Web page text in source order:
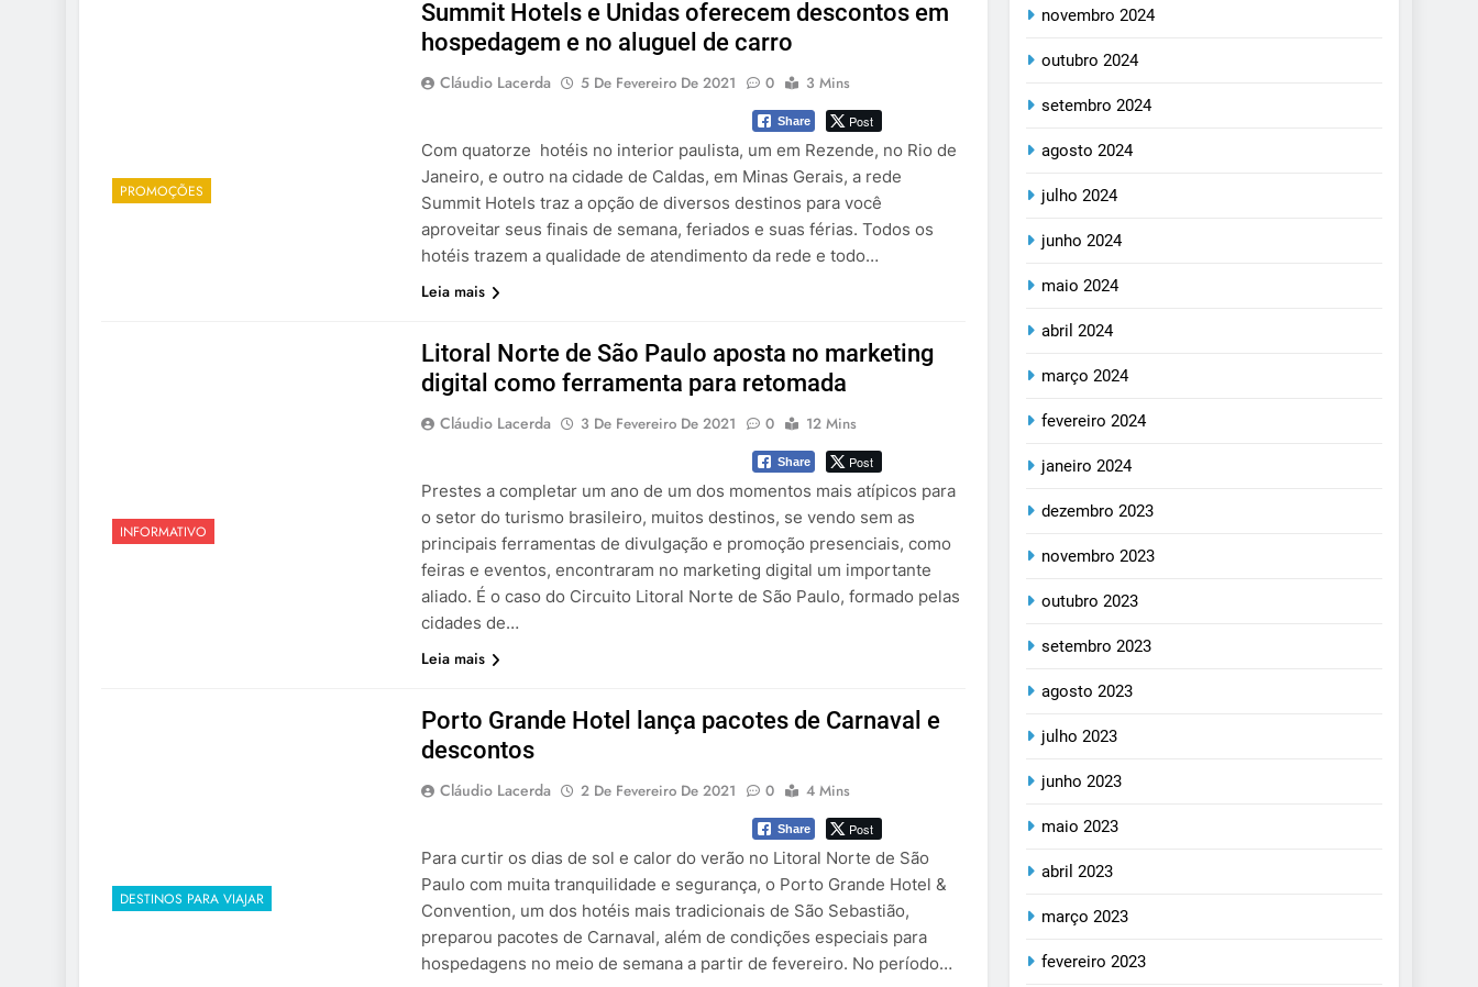
PROMOÇÕES
Summit Hotels e Unidas oferecem descontos em
hospedagem e no aluguel de carro
Cláudio Lacerda 5 De Fevereiro De 2021 0 3 Mins
Share Post
Com quatorze hotéis no interior paulista, um em Rezende, no Rio de
Janeiro, e outro na cidade de Caldas, em Minas Gerais, a rede
Summit Hotels traz a opção de diversos destinos para você
aproveitar seus finais de semana, feriados e suas férias. Todos os
hotéis trazem a qualidade de atendimento da rede e todo…
Leia mais
INFORMATIVO
Litoral Norte de São Paulo aposta no marketing
digital como ferramenta para retomada
Cláudio Lacerda 3 De Fevereiro De 2021 0 12 Mins
Share Post
Prestes a completar um ano de um dos momentos mais atípicos para
o setor do turismo brasileiro, muitos destinos, se vendo sem as
principais ferramentas de divulgação e promoção presenciais, como
feiras e eventos, encontraram no marketing digital um importante
aliado. É o caso do Circuito Litoral Norte de São Paulo, formado pelas
cidades de…
Leia mais
DESTINOS PARA VIAJAR
Porto Grande Hotel lança pacotes de Carnaval e
descontos
Cláudio Lacerda 2 De Fevereiro De 2021 0 4 Mins
Share Post
Para curtir os dias de sol e calor do verão no Litoral Norte de São
Paulo com muita tranquilidade e segurança, o Porto Grande Hotel &
Convention, um dos hotéis mais tradicionais de São Sebastião,
preparou pacotes de Carnaval, além de condições especiais para
hospedagens no meio de semana a partir de fevereiro. No período…
novembro 2024
outubro 2024
setembro 2024
agosto 2024
julho 2024
junho 2024
maio 2024
abril 2024
março 2024
fevereiro 2024
janeiro 2024
dezembro 2023
novembro 2023
outubro 2023
setembro 2023
agosto 2023
julho 2023
junho 2023
maio 2023
abril 2023
março 2023
fevereiro 2023